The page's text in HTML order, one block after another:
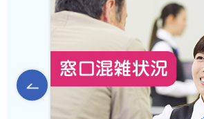
前のスライドを表示